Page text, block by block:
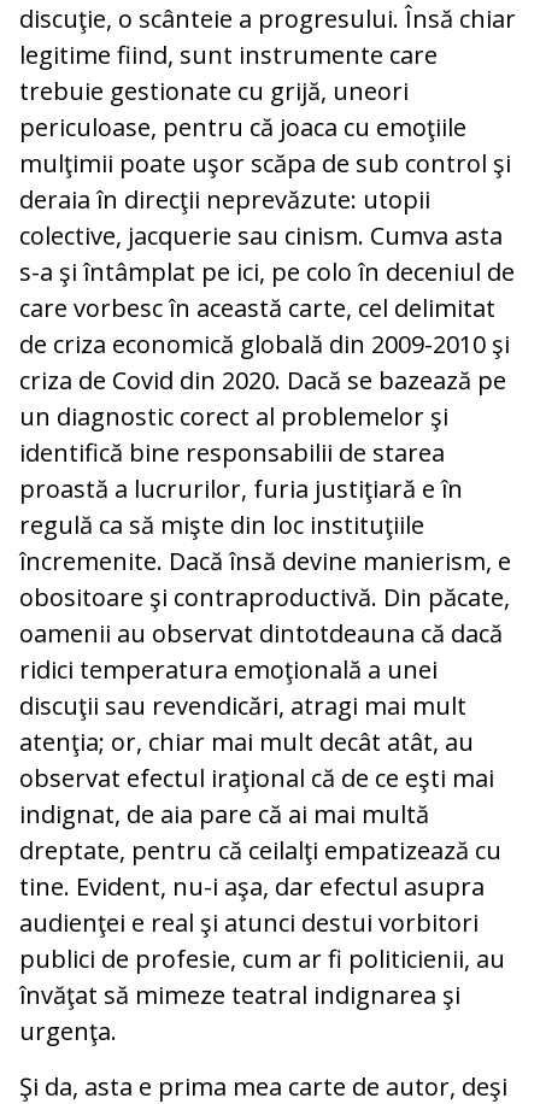
discuţie, o scânteie a progresului. Însă chiar
legitime fiind, sunt instrumente care
trebuie gestionate cu grijă, uneori
periculoase, pentru că joaca cu emoţiile
mulţimii poate uşor scăpa de sub control şi
deraia în direcţii neprevăzute: utopii
colective, jacquerie sau cinism. Cumva asta
s-a şi întâmplat pe ici, pe colo în deceniul de
care vorbesc în această carte, cel delimitat
de criza economică globală din 2009-2010 şi
criza de Covid din 2020. Dacă se bazează pe
un diagnostic corect al problemelor şi
identifică bine responsabilii de starea
proastă a lucrurilor, furia justiţiară e în
regulă ca să mişte din loc instituţiile
încremenite. Dacă însă devine manierism, e
obositoare şi contraproductivă. Din păcate,
oamenii au observat dintotdeauna că dacă
ridici temperatura emoţională a unei
discuţii sau revendicări, atragi mai mult
atenţia; or, chiar mai mult decât atât, au
observat efectul iraţional că de ce eşti mai
indignat, de aia pare că ai mai multă
dreptate, pentru că ceilalţi empatizează cu
tine. Evident, nu-i aşa, dar efectul asupra
audienţei e real şi atunci destui vorbitori
publici de profesie, cum ar fi politicienii, au
învăţat să mimeze teatral indignarea şi
urgenţa.
Şi da, asta e prima mea carte de autor, deşi